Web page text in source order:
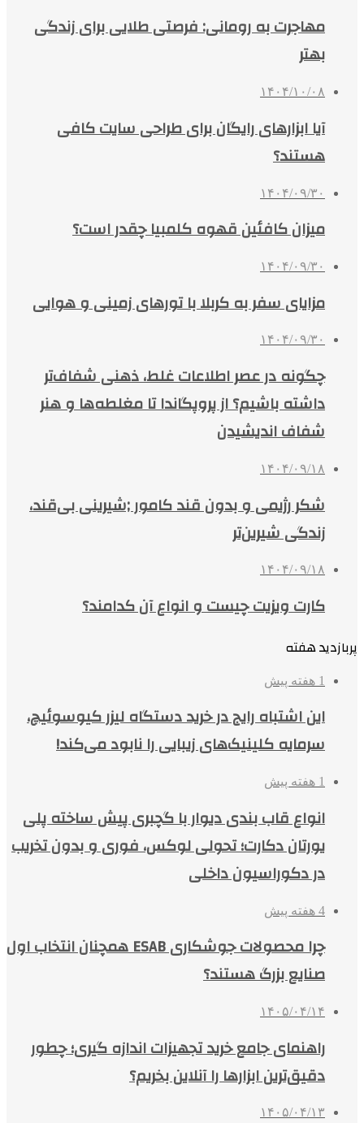
مهاجرت به رومانی: فرصتی طلایی برای زندگی
بهتر
۱۴۰۴/۱۰/۰۸
آیا ابزارهای رایگان برای طراحی سایت کافی
هستند؟
۱۴۰۴/۰۹/۳۰
میزان کافئین قهوه کلمبیا چقدر است؟
۱۴۰۴/۰۹/۳۰
مزایای سفر به کربلا با تورهای زمینی و هوایی
۱۴۰۴/۰۹/۳۰
چگونه در عصر اطلاعات غلط، ذهنی شفاف‌تر
داشته باشیم؟ از پروپگاندا تا مغلطه‌ها و هنر
شفاف اندیشیدن
۱۴۰۴/۰۹/۱۸
شکر رژیمی و بدون قند کامور ;شیرینی بی‌قند،
زندگی شیرین‌تر
۱۴۰۴/۰۹/۱۸
کارت ویزیت چیست و انواع آن کدامند؟
پربازدید هفته
1 هفته پیش
این اشتباه رایج در خرید دستگاه لیزر کیوسوئیچ،
سرمایه کلینیک‌های زیبایی را نابود می‌کند!
1 هفته پیش
انواع قاب بندی دیوار با گچبری پیش ساخته پلی
یورتان دکارت؛ تحولی لوکس، فوری و بدون تخریب
در دکوراسیون داخلی
4 هفته پیش
چرا محصولات جوشکاری ESAB همچنان انتخاب اول
صنایع بزرگ هستند؟
۱۴۰۵/۰۴/۱۴
راهنمای جامع خرید تجهیزات اندازه گیری؛ چطور
دقیق‌ترین ابزارها را آنلاین بخریم؟
۱۴۰۵/۰۴/۱۳